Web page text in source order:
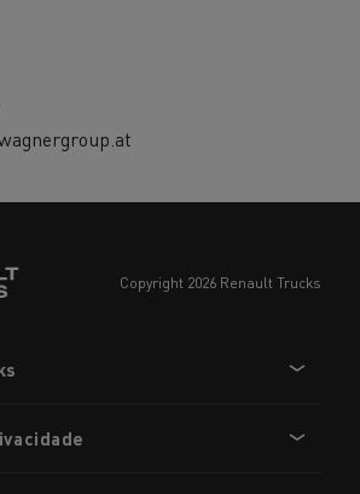
copyright 2026 Renault Trucks